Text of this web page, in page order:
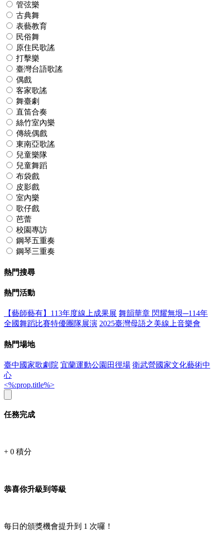
管弦樂
古典舞
表藝教育
民俗舞
原住民歌謠
打擊樂
臺灣台語歌謠
偶戲
客家歌謠
舞臺劇
直笛合奏
絲竹室內樂
傳統偶戲
東南亞歌謠
兒童樂隊
兒童舞蹈
布袋戲
皮影戲
室內樂
歌仔戲
芭蕾
校園專訪
鋼琴五重奏
鋼琴三重奏
熱門搜尋
熱門活動
【藝師藝有】113年度線上成果展 舞韻華章 閃耀無垠─114年
全國舞蹈比賽特優團隊展演 2025臺灣母語之美線上音樂會
熱門場地
臺中國家歌劇院 宜蘭運動公園田徑場 衛武營國家文化藝術中
心
<%:prop.title%>
任務完成
+ 0 積分
恭喜你升級到等級
每日的頒獎機會提升到 1 次囉！